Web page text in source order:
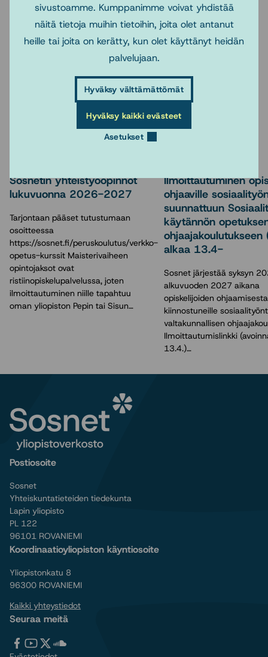
sivustoamme. Kumppanimme voivat yhdistää
näitä tietoja muihin tietoihin, joita olet antanut
heille tai joita on kerätty, kun olet käyttänyt heidän
palvelujaan.
Hyväksy välttämättömät
Hyväksy kaikki evästeet
Asetukset
http://www.sosnet.fi/Suomeksi/Koulutus/Erikoistumiskoul
utus/Uusimuotoinen-erikoistumiskoulutus
Lue myös
Sosnetin yhteistyöopinnot
lukuvuonna 2026-2027
Tarjontaan pääset tutustumaan
osoitteessa
https://sosnet.fi/peruskoulutus/verkko-
opetus-kurssit Maisterivaiheen
opintojaksot ovat
ristiinopiskelupalvelussa, joten
ilmoittautuminen niille tapahtuu
oman yliopiston Pepin tai Sisun…
Ilmoittautuminen
ohjaaville
suunnattuun
käytännön
alkaa 13.4-
Sosnet järjestää syksyn
alkuvuoden 2027 aikana
opiskelijoiden ohjaamisesta
kiinnostuneille
valtakunnallisen
Ilmoittautumislinkki
13.4.)…
Postiosoite
Sosnet
Yhteiskuntatieteiden tiedekunta
Lapin yliopisto
PL 122
96101 ROVANIEMI
Koordinaatioyliopiston käyntiosoite
Yliopistonkatu 8
96300 ROVANIEMI
Kaikki yhteystiedot
Seuraa meitä
Tervetuloa
Tervetuloa
Tervetuloa
Tervetuloa